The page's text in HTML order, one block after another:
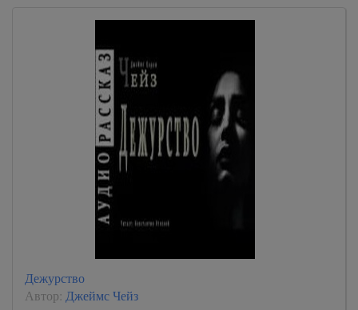
Дежурство
Автор: Джеймс Чейз